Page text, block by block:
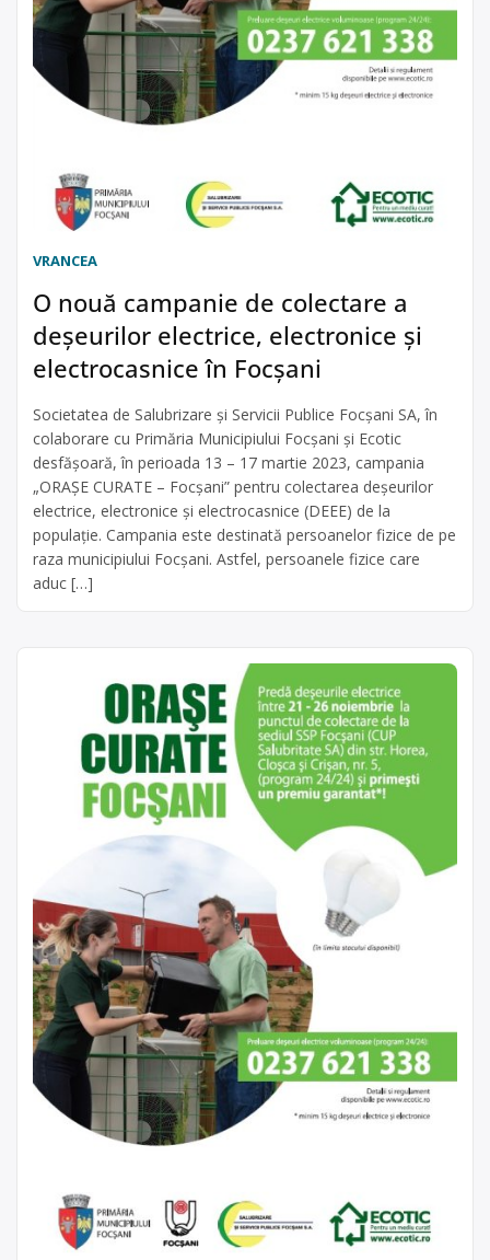
VRANCEA
O nouă campanie de colectare a
deșeurilor electrice, electronice și
electrocasnice în Focșani
Societatea de Salubrizare și Servicii Publice Focșani SA, în
colaborare cu Primăria Municipiului Focșani și Ecotic
desfășoară, în perioada 13 – 17 martie 2023, campania
„ORAȘE CURATE – Focșani” pentru colectarea deșeurilor
electrice, electronice și electrocasnice (DEEE) de la
populație. Campania este destinată persoanelor fizice de pe
raza municipiului Focșani. Astfel, persoanele fizice care
aduc […]